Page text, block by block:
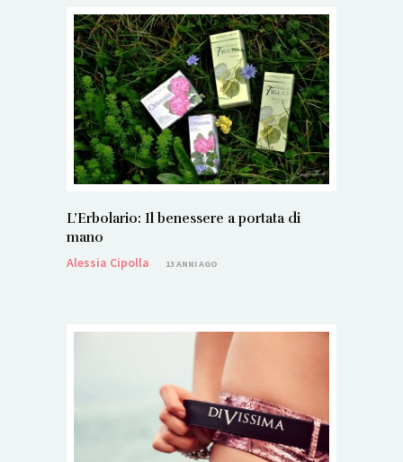
L’Erbolario: Il benessere a portata di
mano
Alessia Cipolla
13 ANNI AGO